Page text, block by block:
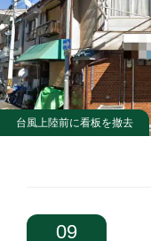
台風上陸前に看板を撤去
09